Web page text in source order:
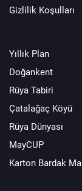
Gizlilik Koşulları
Yıllık Plan
Doğankent
Rüya Tabiri
Çatalağaç Köyü
Rüya Dünyası
MayCUP
Karton Bardak